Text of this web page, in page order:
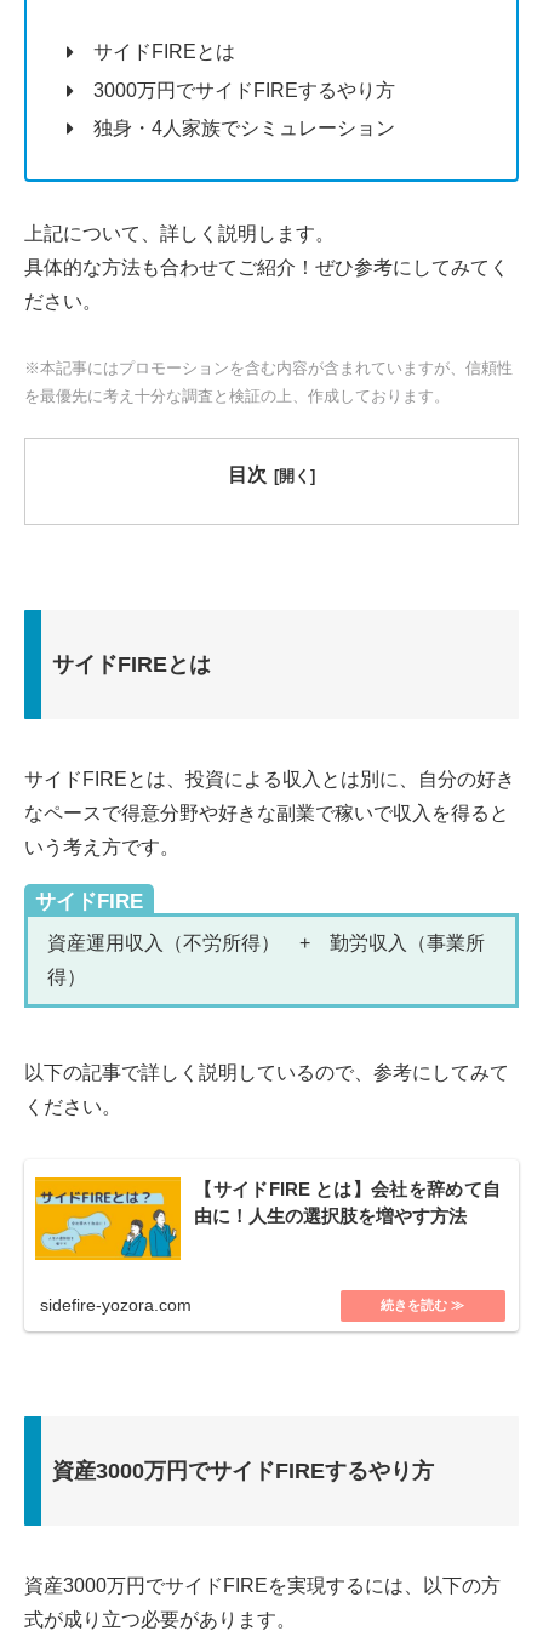
サイドFIREとは
3000万円でサイドFIREするやり方
独身・4人家族でシミュレーション
上記について、詳しく説明します。
具体的な方法も合わせてご紹介！ぜひ参考にしてみてく
ださい。
※本記事にはプロモーションを含む内容が含まれていますが、信頼性
を最優先に考え十分な調査と検証の上、作成しております。
目次
サイドFIREとは
サイドFIREとは、投資による収入とは別に、自分の好き
なペースで得意分野や好きな副業で稼いで収入を得ると
いう考え方です。
サイドFIRE
資産運用収入（不労所得） + 勤労収入（事業所
得）
以下の記事で詳しく説明しているので、参考にしてみて
ください。
【サイドFIRE とは】会社を辞めて自
由に！人生の選択肢を増やす方法
sidefire-yozora.com
資産3000万円でサイドFIREするやり方
資産3000万円でサイドFIREを実現するには、以下の方
式が成り立つ必要があります。